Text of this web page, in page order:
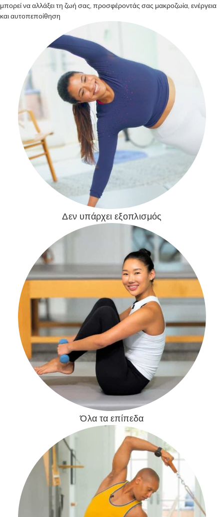
μπορεί να αλλάξει τη ζωή σας, προσφέροντάς σας μακροζωία, ενέργεια
και αυτοπεποίθηση
Δεν υπάρχει εξοπλισμός
Όλα τα επίπεδα